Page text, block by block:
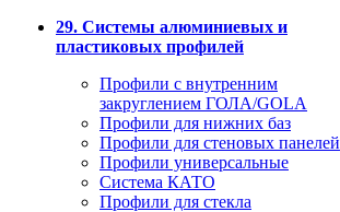
29. Системы алюминиевых и
пластиковых профилей
Профили с внутренним
закруглением ГОЛА/GOLA
Профили для нижних баз
Профили для стеновых панелей
Профили универсальные
Система КАТО
Профили для стекла